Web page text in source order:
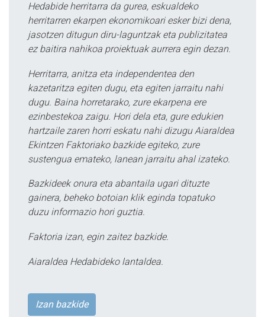
Hedabide herritarra da gurea, eskualdeko
herritarren ekarpen ekonomikoari esker bizi dena,
jasotzen ditugun diru-laguntzak eta publizitatea
ez baitira nahikoa proiektuak aurrera egin dezan.
Herritarra, anitza eta independentea den
kazetaritza egiten dugu, eta egiten jarraitu nahi
dugu. Baina horretarako, zure ekarpena ere
ezinbestekoa zaigu. Hori dela eta, gure edukien
hartzaile zaren horri eskatu nahi dizugu Aiaraldea
Ekintzen Faktoriako bazkide egiteko, zure
sustengua emateko, lanean jarraitu ahal izateko.
Bazkideek onura eta abantaila ugari dituzte
gainera, beheko botoian klik eginda topatuko
duzu informazio hori guztia.
Faktoria izan, egin zaitez bazkide.
Aiaraldea Hedabideko lantaldea.
Izan bazkide